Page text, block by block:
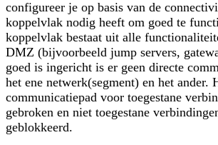
configureer je op basis van de
koppelvlak nodig heeft om goed te
koppelvlak bestaat uit alle
DMZ (bijvoorbeeld jump servers,
goed is ingericht is er geen directe
het ene netwerk(segment) en het ander.
communicatiepad voor toegestane
gebroken en niet toegestane
geblokkeerd.